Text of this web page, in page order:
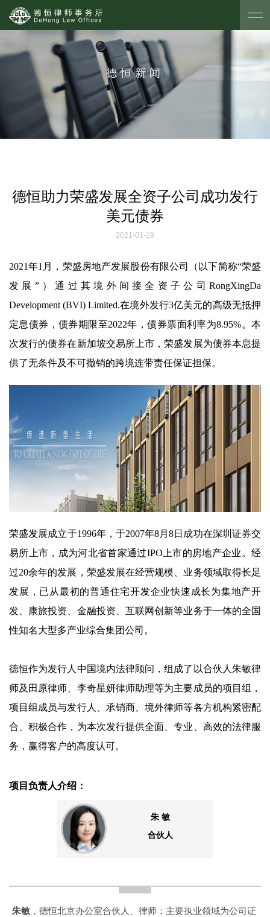
德恒新闻
德恒助力荣盛发展全资子公司成功发行
美元债券
2021-01-19
2021年1月，荣盛房地产发展股份有限公司（以下简称“荣盛
发展”）通过其境外间接全资子公司RongXingDa
Development (BVI) Limited.在境外发行3亿美元的高级无抵押
定息债券，债券期限至2022年，债券票面利率为8.95%。本
次发行的债券在新加坡交易所上市，荣盛发展为债券本息提
供了无条件及不可撤销的跨境连带责任保证担保。
荣盛发展成立于1996年，于2007年8月8日成功在深圳证券交
易所上市，成为河北省首家通过IPO上市的房地产企业。经
过20余年的发展，荣盛发展在经营规模、业务领域取得长足
发展，已从最初的普通住宅开发企业快速成长为集地产开
发、康旅投资、金融投资、互联网创新等业务于一体的全国
性知名大型多产业综合集团公司。
德恒作为发行人中国境内法律顾问，组成了以合伙人朱敏律
师及田原律师、李奇星妍律师助理等为主要成员的项目组，
项目组成员与发行人、承销商、境外律师等各方机构紧密配
合、积极合作，为本次发行提供全面、专业、高效的法律服
务，赢得客户的高度认可。
项目负责人介绍：
朱 敏
合伙人
朱敏 ，德恒北京办公室合伙人、律师；主要执业领域为公司证